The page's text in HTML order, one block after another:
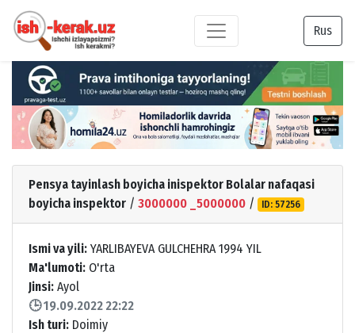
Rus
Pensya tayinlash boyicha inispektor Bolalar nafaqasi
boyicha inspektor / 3000000 _5000000 / ID: 57256
Ismi va yili: YARLIBAYEVA GULCHEHRA 1994 YIL
Ma'lumoti: O'rta
Jinsi: Ayol
🕒 19.09.2022 22:22
Ish turi: Doimiy